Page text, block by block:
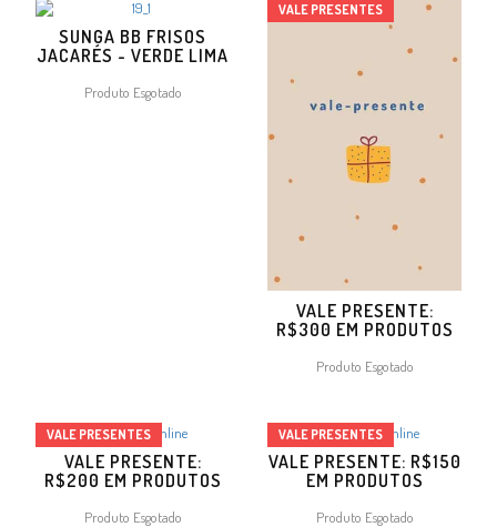
SUNGA BB FRISOS
JACARÉS - VERDE LIMA
Produto Esgotado
VALE PRESENTE:
R$300 EM PRODUTOS
Produto Esgotado
VALE PRESENTES
VALE PRESENTE:
R$200 EM PRODUTOS
Produto Esgotado
VALE PRESENTES
VALE PRESENTE: R$150
EM PRODUTOS
Produto Esgotado
VALE PRESENTES